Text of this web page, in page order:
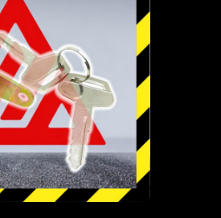
dengan Google
kamu telah membaca dan setuju
LayanandanKebijakan Privasi kami.